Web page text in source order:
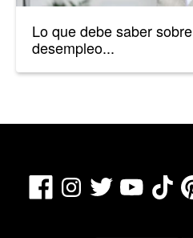
Lo que debe saber
desempleo...
FacebookInstagram
Twitter